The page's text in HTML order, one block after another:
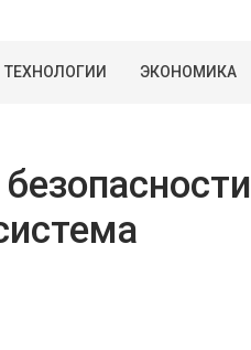
ТЕХНОЛОГИИ ЭКОНОМИКА